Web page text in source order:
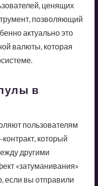
ценящих
позволяющий
актуально это
валюты, которая
в
пользователям
который
другими
«затуманивания»
если вы отправили